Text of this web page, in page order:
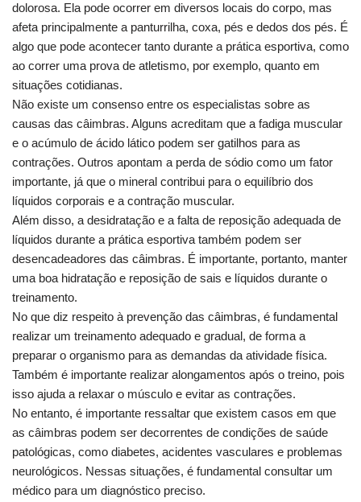
dolorosa. Ela pode ocorrer em diversos locais do corpo, mas
afeta principalmente a panturrilha, coxa, pés e dedos dos pés. É
algo que pode acontecer tanto durante a prática esportiva, como
ao correr uma prova de atletismo, por exemplo, quanto em
situações cotidianas.
Não existe um consenso entre os especialistas sobre as
causas das câimbras. Alguns acreditam que a fadiga muscular
e o acúmulo de ácido lático podem ser gatilhos para as
contrações. Outros apontam a perda de sódio como um fator
importante, já que o mineral contribui para o equilíbrio dos
líquidos corporais e a contração muscular.
Além disso, a desidratação e a falta de reposição adequada de
líquidos durante a prática esportiva também podem ser
desencadeadores das câimbras. É importante, portanto, manter
uma boa hidratação e reposição de sais e líquidos durante o
treinamento.
No que diz respeito à prevenção das câimbras, é fundamental
realizar um treinamento adequado e gradual, de forma a
preparar o organismo para as demandas da atividade física.
Também é importante realizar alongamentos após o treino, pois
isso ajuda a relaxar o músculo e evitar as contrações.
No entanto, é importante ressaltar que existem casos em que
as câimbras podem ser decorrentes de condições de saúde
patológicas, como diabetes, acidentes vasculares e problemas
neurológicos. Nessas situações, é fundamental consultar um
médico para um diagnóstico preciso.